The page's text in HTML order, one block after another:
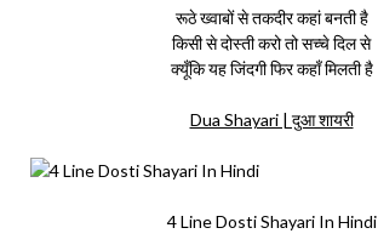
रूठे ख्वाबों से तकदीर कहां बनती है
किसी से दोस्ती करो तो सच्चे दिल से
क्यूँकि यह जिंदगी फिर कहाँ मिलती है
Dua Shayari | दुआ शायरी
4 Line Dosti Shayari In Hindi